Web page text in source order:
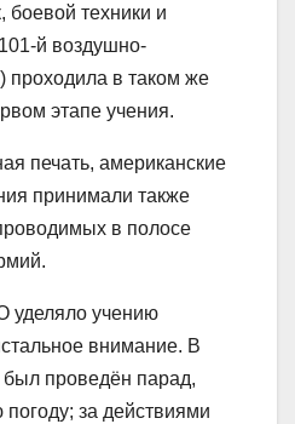
боевой техники и
й воздушно-
проходила в таком же
этапе учения.
печать, американские
принимали также
в полосе
уделяло учению
внимание. В
был проведён парад,
за действиями